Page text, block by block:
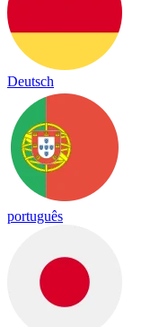
Deutsch
português